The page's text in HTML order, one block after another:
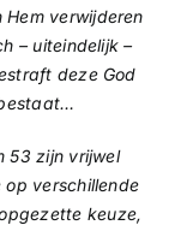
verwijderen
– uiteindelijk –
deze God
53 zijn vrijwel
verschillende
keuze,